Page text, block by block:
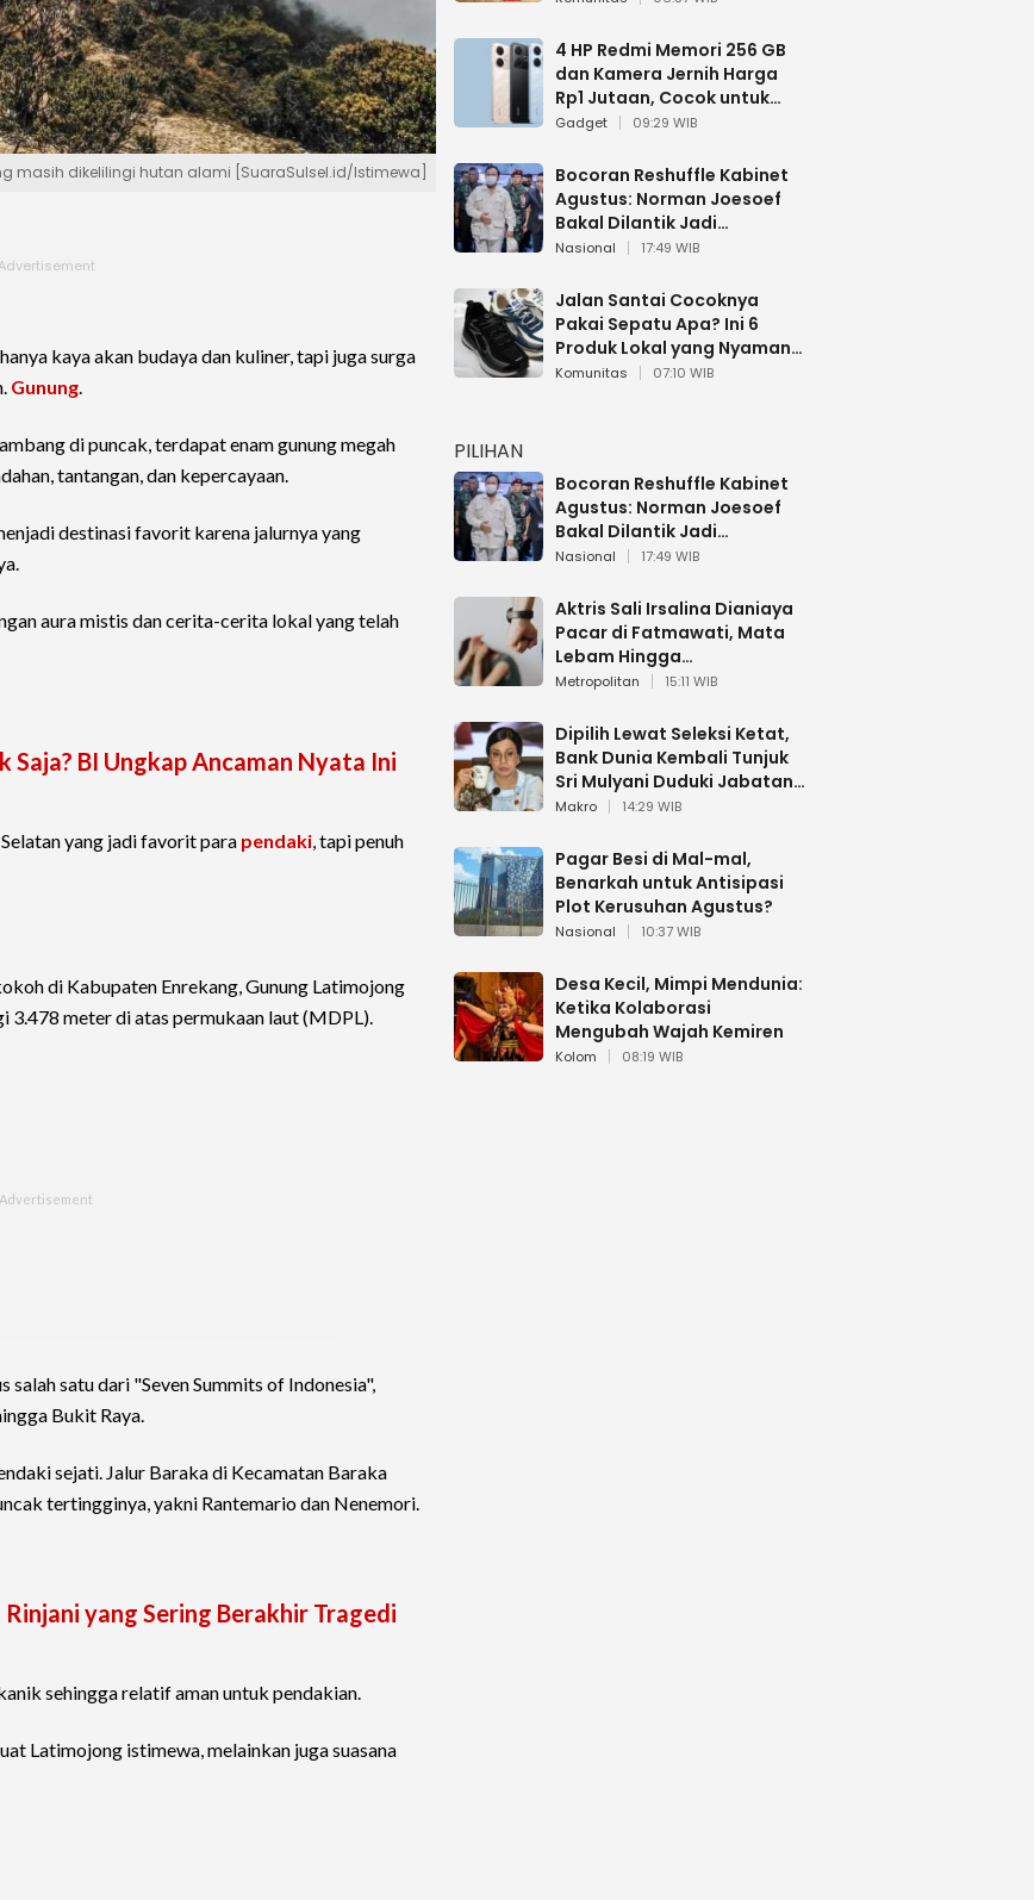
masih dikelilingi hutan alami [SuaraSulsel.id/Istimewa]
kaya akan budaya dan kuliner, tapi juga surga
Gunung.
di puncak, terdapat enam gunung megah
tantangan, dan kepercayaan.
destinasi favorit karena jalurnya yang
aura mistis dan cerita-cerita lokal yang telah
Saja? BI Ungkap Ancaman Nyata Ini
yang jadi favorit para pendaki, tapi penuh
di Kabupaten Enrekang, Gunung Latimojong
3.478 meter di atas permukaan laut (MDPL).
satu dari "Seven Summits of Indonesia",
Bukit Raya.
sejati. Jalur Baraka di Kecamatan Baraka
tertingginya, yakni Rantemario dan Nenemori.
yang Sering Berakhir Tragedi
sehingga relatif aman untuk pendakian.
Latimojong istimewa, melainkan juga suasana
4 HP Redmi Memori 256 GB
dan Kamera Jernih Harga
Rp1 Jutaan, Cocok untuk
Multitasking
Gadget 09:29 WIB
Bocoran Reshuffle Kabinet
Agustus: Norman Joesoef
Bakal Dilantik Jadi
Wamenhan RI
Nasional 17:49 WIB
Jalan Santai Cocoknya
Pakai Sepatu Apa? Ini 6
Produk Lokal yang Nyaman
Buat 17 Agustusan
Komunitas 07:10 WIB
PILIHAN
Bocoran Reshuffle Kabinet
Agustus: Norman Joesoef
Bakal Dilantik Jadi
Wamenhan RI
Nasional 17:49 WIB
Aktris Sali Irsalina Dianiaya
Pacar di Fatmawati, Mata
Lebam Hingga
Diselamatkan Polantas
Metropolitan 15:11 WIB
Dipilih Lewat Seleksi Ketat,
Bank Dunia Kembali Tunjuk
Sri Mulyani Duduki Jabatan
Strategis
Makro 14:29 WIB
Pagar Besi di Mal-mal,
Benarkah untuk Antisipasi
Plot Kerusuhan Agustus?
Nasional 10:37 WIB
Desa Kecil, Mimpi Mendunia:
Ketika Kolaborasi
Mengubah Wajah Kemiren
Kolom 08:19 WIB